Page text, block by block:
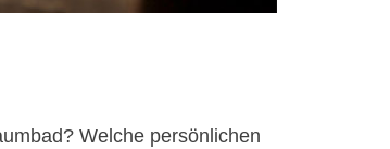
Welche persönlichen